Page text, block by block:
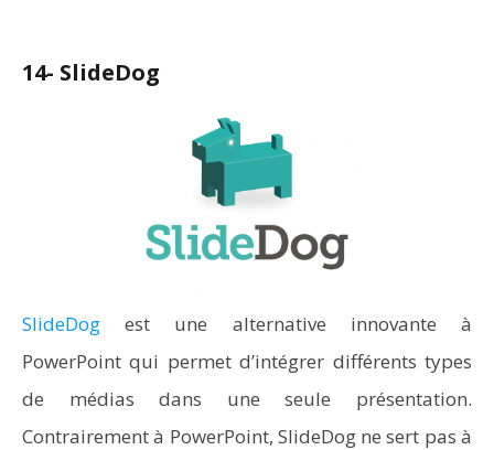
14- SlideDog
SlideDog est une alternative innovante à
PowerPoint qui permet d’intégrer différents types
de médias dans une seule présentation.
Contrairement à PowerPoint, SlideDog ne sert pas à